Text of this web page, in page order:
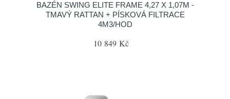
BAZÉN SWING ELITE FRAME 4,27 X 1,07M -
TMAVÝ RATTAN + PÍSKOVÁ FILTRACE
4M3/HOD
10 849 Kč